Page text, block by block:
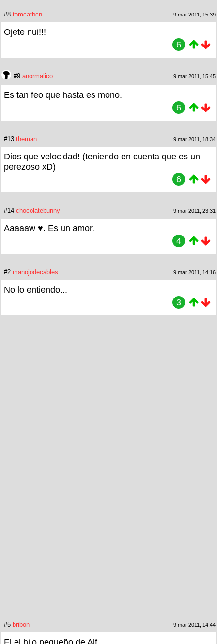
#8 tomcatbcn 9 mar 2011, 15:39
Ojete nui!!!
6
#9 anormalico 9 mar 2011, 15:45
Es tan feo que hasta es mono.
6
#13 theman 9 mar 2011, 18:34
Dios que velocidad! (teniendo en cuenta que es un
perezoso xD)
6
#14 chocolatebunny 9 mar 2011, 23:31
Aaaaaw ♥. Es un amor.
4
#2 manojodecables 9 mar 2011, 14:16
No lo entiendo...
3
#5 bribon 9 mar 2011, 14:44
El el hijo pequeño de Alf.